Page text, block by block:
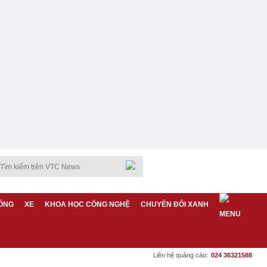
XE KHOA HỌC CÔNG NGHỆ CHUYỂN ĐỔI XANH
Liên hệ quảng cáo: 024 36321588